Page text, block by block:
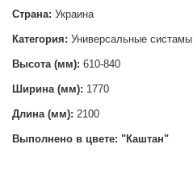
Страна: Украина
Категория: Универсальные систамы
Высота (мм): 610-840
Ширина (мм): 1770
Длина (мм): 2100
Выполнено в цвете: "Каштан"